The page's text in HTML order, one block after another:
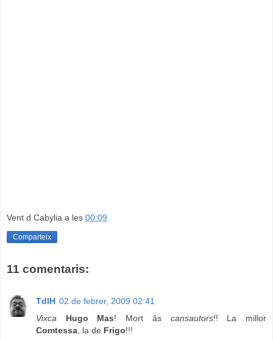
Vent d Cabylia a les 00:09
Comparteix
11 comentaris:
TdlH 02 de febrer, 2009 02:41
Vixca
Hugo Mas! Mort âs cansautors!! La millor
Comtessa , la de Frigo!!!